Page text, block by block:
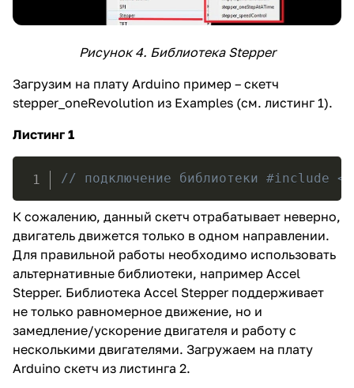
Рисунок 4. Библиотека Stepper
Загрузим на плату Arduino пример – скетч
stepper_oneRevolution из Examples (см. листинг 1).
Листинг 1
// подключение библиотеки #include
К сожалению, данный скетч отрабатывает неверно,
двигатель движется только в одном направлении.
Для правильной работы необходимо использовать
альтернативные библиотеки, например Accel
Stepper. Библиотека Accel Stepper поддерживает
не только равномерное движение, но и
замедление/ускорение двигателя и работу с
несколькими двигателями. Загружаем на плату
Arduino скетч из листинга 2.